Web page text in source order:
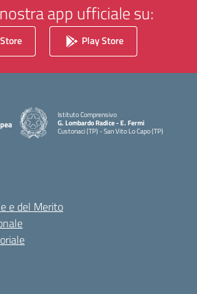
app ufficiale su:
Play Store
Istituto Comprensivo
G. Lombardo Radice - E. Fermi
Custonaci (TP) - San Vito Lo Capo (TP)
— Visita la pagina iniziale della scuola
e del Merito